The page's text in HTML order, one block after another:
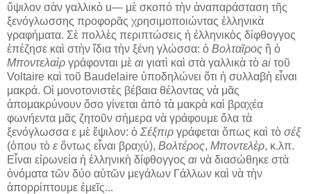
ὕψιλον σὰν γαλλικὸ u— μὲ σκοπό τὴν ἀναπαράσταση τῆς
ξενόγλωσσης προφορᾶς χρησιμοποιώντας ἑλληνικὰ
γραφήματα. Σὲ πολλὲς περιπτώσεις ἡ ἑλληνικὸς δίφθογγος
ἐπέζησε καὶ στὴν ἴδια τὴν ξένη γλώσσα: ὁ Βολταῖρος ἢ ὁ
Μποντελαὶρ γράφονται μὲ αι γιατὶ καὶ στὰ γαλλικὰ τὸ ai τοῦ
Voltaire καὶ τοῦ Baudelaire ὑποδηλώνει ὅτι ἡ συλλαβὴ εἶναι
μακρά. Οἱ μονοτονιστὲς βέβαια θέλοντας νὰ μᾶς
ἀπομακρύνουν ὅσο γίνεται ἀπὸ τὰ μακρὰ καὶ βραχέα
φωνήεντα μᾶς ζητοῦν σήμερα νὰ γράφουμε ὅλα τὰ
ξενόγλωσσα ε μὲ ἔψιλον: ὁ Σέξπιρ γράφεται ὅπως καὶ τὸ σέξ
(ὁπου τὸ ε ὄντως εἶναι βραχύ), Βολτέρος, Μποντελὲρ, κ.λπ.
Εἶναι εἰρωνεία ἡ ἑλληνικὴ δίφθογγος αι νὰ διασώθηκε στὰ
ὀνόματα τῶν δύο αὐτῶν μεγάλων Γάλλων καὶ νὰ τὴν
ἀπορρίπτουμε ἐμεῖς...